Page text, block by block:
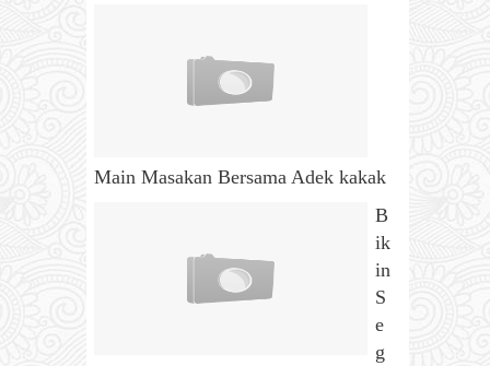
Main Masakan Bersama Adek kakak
B
ik
in
S
e
g